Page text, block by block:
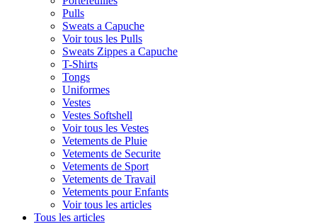
Pulls
Sweats a Capuche
Voir tous les Pulls
Sweats Zippes a Capuche
T-Shirts
Tongs
Uniformes
Vestes
Vestes Softshell
Voir tous les Vestes
Vetements de Pluie
Vetements de Securite
Vetements de Sport
Vetements de Travail
Vetements pour Enfants
Voir tous les articles
Tous les articles